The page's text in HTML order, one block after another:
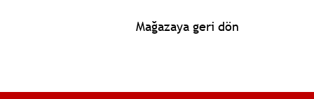
Mağazaya geri dön